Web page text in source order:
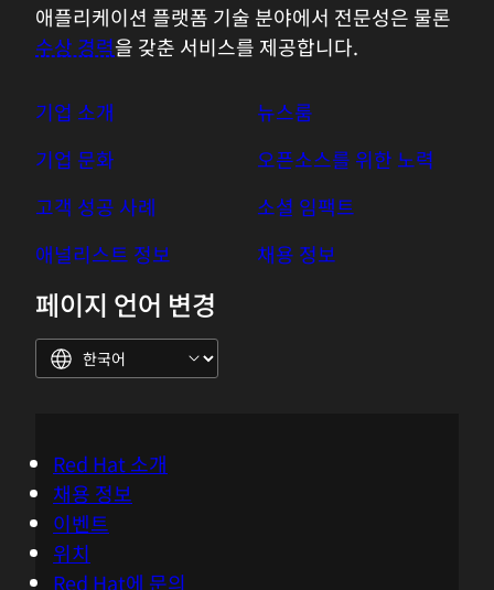
애플리케이션 플랫폼 기술 분야에서 전문성은 물론
수상 경력을 갖춘 서비스를 제공합니다.
기업 소개
기업 문화
고객 성공 사례
애널리스트 정보
뉴스룸
오픈소스를 위한 노력
소셜 임팩트
채용 정보
페이지 언어 변경
Red Hat 소개
채용 정보
이벤트
위치
Red Hat에 문의